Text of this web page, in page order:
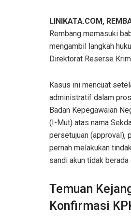
LINIKATA.COM,
Rembang memasuki
mengambil langkah
Direktorat Reserse
Kasus ini mencuat
administratif dalam
Badan Kepegawaian
(I-Mut) atas nama
persetujuan (approval),
pernah melakukan
sandi akun tidak berada
Temuan
Konfirmasi